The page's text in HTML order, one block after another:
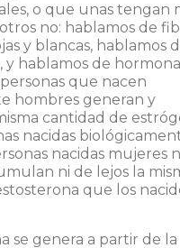
o que unas tengan
no: hablamos de
y blancas, hablamos
y hablamos de
que nacen
hombres generan y
cantidad de
nacidas
nacidas mujeres
ni de lejos la
que los
se genera a partir de la